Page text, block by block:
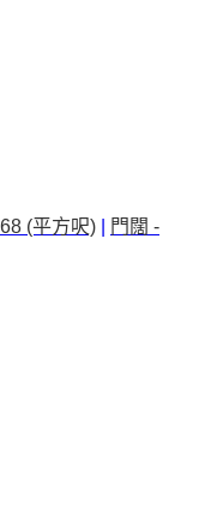
(平方呎)
門闊 -